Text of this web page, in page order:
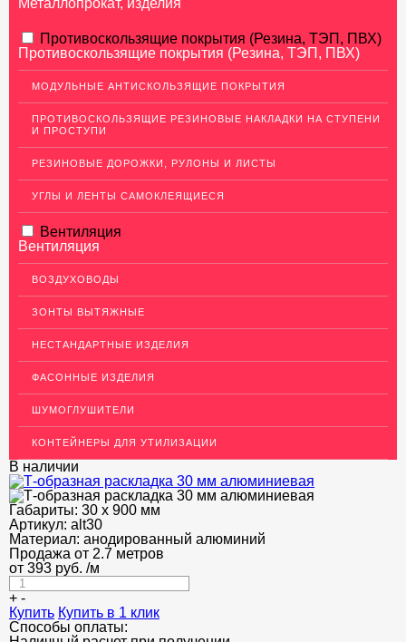
Металлопрокат, изделия
АЛЮМИНИЕВЫЙ ПРОКАТ
НЕРЖАВЕЮЩАЯ СТАЛЬ
МЕДНЫЙ ПРОКАТ
ЛАТУННЫЙ ПРОКАТ
ДЕКОР НЕРЖАВЕЙКА
ОГРАЖДЕНИЯ ДЛЯ ЛЕСТНИЦ
ЭЛЕКТРОДЫ
ДЕКОРАТИВНЫЙ УГОЛОК
МЕТАЛЛИЧЕСКИЕ ПОРОГИ НАПОЛЬНЫЕ (ДЛЯ ПОЛА),
РАСКЛАДКА, ПЛИНТУС
Алюминиевый плинтус
Раскладка под плитку
Т-образный профиль
Полоса декоративная
ПОТОЛКИ
АКЦИИ
НЕДОРОГОЙ МЕТАЛЛОПРОКАТ
Противоскользящие покрытия (Резина, ТЭП, ПВХ)
Противоскользящие покрытия (Резина, ТЭП, ПВХ)
МОДУЛЬНЫЕ АНТИСКОЛЬЗЯЩИЕ ПОКРЫТИЯ
ПРОТИВОСКОЛЬЗЯЩИЕ РЕЗИНОВЫЕ НАКЛАДКИ НА СТУПЕНИ
И ПРОСТУПИ
РЕЗИНОВЫЕ ДОРОЖКИ, РУЛОНЫ И ЛИСТЫ
УГЛЫ И ЛЕНТЫ САМОКЛЕЯЩИЕСЯ
Вентиляция
Вентиляция
ВОЗДУХОВОДЫ
ЗОНТЫ ВЫТЯЖНЫЕ
НЕСТАНДАРТНЫЕ ИЗДЕЛИЯ
ФАСОННЫЕ ИЗДЕЛИЯ
ШУМОГЛУШИТЕЛИ
КОНТЕЙНЕРЫ ДЛЯ УТИЛИЗАЦИИ
В наличии
Габариты: 30 х 900 мм
Артикул: alt30
Материал: анодированный алюминий
Продажа от 2.7 метров
от 393 руб. /м
+ -
Купить Купить в 1 клик
Способы оплаты: